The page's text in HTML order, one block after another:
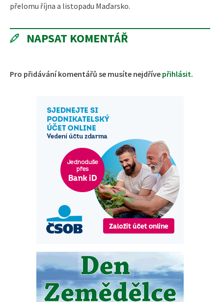
přelomu října a listopadu Maďarsko.
NAPSAT KOMENTÁŘ
Pro přidávání komentářů se musíte nejdříve přihlásit.